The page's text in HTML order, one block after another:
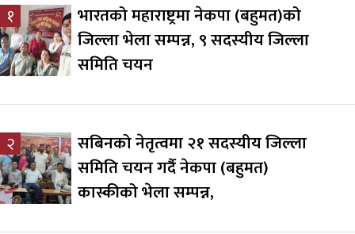
१
भारतको महाराष्ट्रमा नेकपा (बहुमत)को
जिल्ला भेला सम्पन्न, ९ सदस्यीय जिल्ला
समिति चयन
२
सबिनको नेतृत्वमा २१ सदस्यीय जिल्ला
समिति चयन गर्दै नेकपा (बहुमत)
कास्कीको भेला सम्पन्न,